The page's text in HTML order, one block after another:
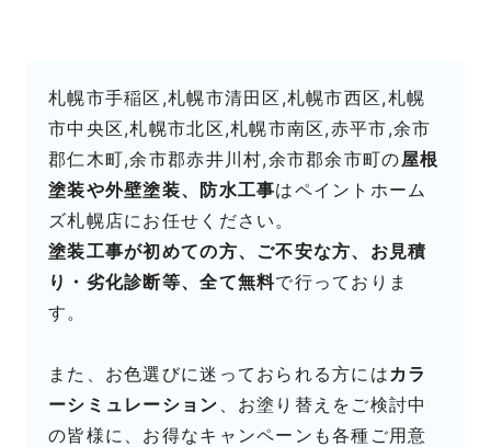
札幌市手稲区,札幌市清田区,札幌市西区,札幌
市中央区,札幌市北区,札幌市南区,赤平市,余市
郡仁木町,余市郡赤井川村,余市郡余市町の屋根
塗装や外壁塗装、防水工事はペイントホーム
ズ札幌店にお任せください。
塗装工事が初めての方、ご不安な方、お見積
り・劣化診断等、全て無料で行っておりま
す。
また、お色選びに迷っておられる方にはカラ
ーシミュレーション 、お塗り替えをご検討中
の皆様に、お得なキャンペーンも各種ご用意